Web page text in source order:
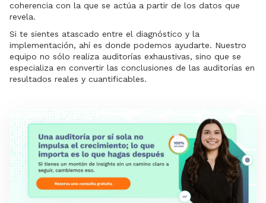
coherencia con la que se actúa a partir de los datos que
revela.
Si te sientes atascado entre el diagnóstico y la
implementación, ahí es donde podemos ayudarte. Nuestro
equipo no sólo realiza auditorías exhaustivas, sino que se
especializa en convertir las conclusiones de las auditorías en
resultados reales y cuantificables.